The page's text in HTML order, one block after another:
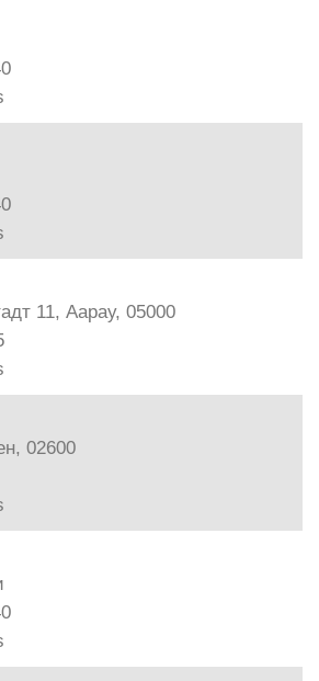
11, Аарау, 05000
02600